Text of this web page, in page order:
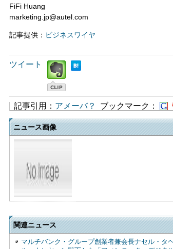
FiFi Huang
marketing.jp@autel.com
記事提供： ビジネスワイヤ
ツイート
記事引用： アメーバ？ ブックマーク：
ニュース画像
関連ニュース
マルチバンク・グループ創業者兼会長ナセル・タ